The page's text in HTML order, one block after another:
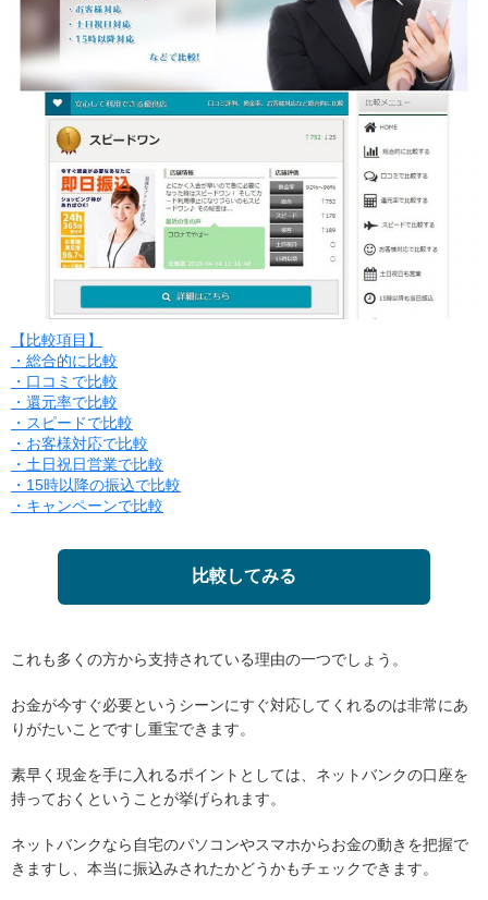
【比較項目】
・総合的に比較
・口コミで比較
・還元率で比較
・スピードで比較
・お客様対応で比較
・土日祝日営業で比較
・15時以降の振込で比較
・キャンペーンで比較
比較してみる
これも多くの方から支持されている理由の一つでしょう。
お金が今すぐ必要というシーンにすぐ対応してくれるのは非常にあ
りがたいことですし重宝できます。
素早く現金を手に入れるポイントとしては、ネットバンクの口座を
持っておくということが挙げられます。
ネットバンクなら自宅のパソコンやスマホからお金の動きを把握で
きますし、本当に振込みされたかどうかもチェックできます。